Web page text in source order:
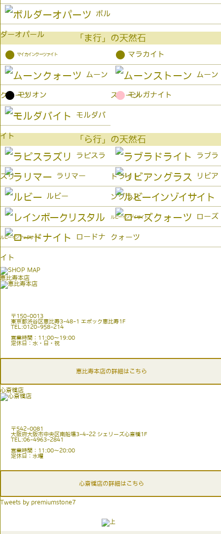
ボル
ダーオパール 「ま行」の天然石
● マイカインクーツァイト ● マラカイト
ムーン
クォーツ
ムーン
ストーン
● モリオン ● モルガナイト
モルダバ
イト 「ら行」の天然石
ラピスラ
ズリ
ラブラ
ドライト
ラリマー リビア
ングラス
ルビー
ルビーインゾイサイト
ルビーインフックサイト
ローズ
クォーツ
ロードナ
イト
恵比寿本店
〒150-0013
東京都渋谷区恵比寿3-48-1 エポック恵比寿1F
TEL:0120-958-214
営業時間：11:00〜19:00
定休日：水・日・祝
恵比寿本店の詳細はこちら
心斎橋店
〒542-0081
大阪府大阪市中央区南船場3-4-22 シェリーズ心斎橋1F
TEL:06-4963-2841
営業時間：11:00〜20:00
定休日：水曜
心斎橋店の詳細はこちら
Tweets by premiumstone7